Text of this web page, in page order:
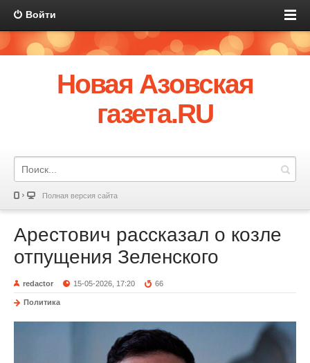
Войти
Новая Азовская
газета.RU
Полная версия сайта
Арестович рассказал о козле
отпущения Зеленского
redactor 15-05-2026, 17:20 66
Политика